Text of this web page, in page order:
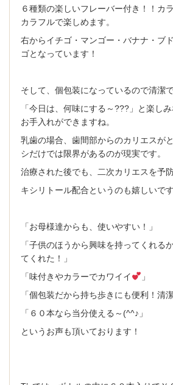
６種類の楽しいフレーバー付き！！カ
カラフルで楽しめます。
右からイチゴ・マンゴー・バナナ・ブ
ゴとなっています！
そして、個包装になっているので清潔で
「今日は、何味にする～???」と楽し
お手入れができますね。
乳歯の場合、歯間部からのカリエスが
シだけでは限界があるのが現実です。
治療された後でも、二次カリエスを予
キシリトール配合というのも嬉しいです
「お母様達からも、使いやすい！」
「子供のほうから興味を持ってくれる
てくれた！」
「味付きやカラーでカワイイ
」
「個包装だから持ち歩きにも便利！清潔
「６０本なら当分使える～(^^♪」
というお声も頂いております！